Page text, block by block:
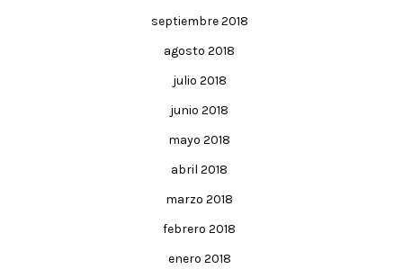
septiembre 2018
agosto 2018
julio 2018
junio 2018
mayo 2018
abril 2018
marzo 2018
febrero 2018
enero 2018